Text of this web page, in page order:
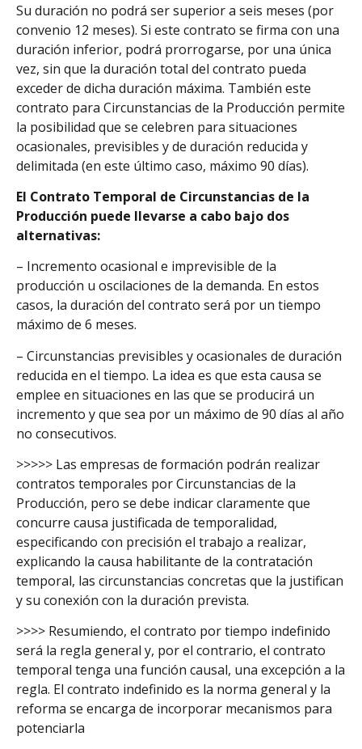
Su duración no podrá ser superior a seis meses (por
convenio 12 meses). Si este contrato se firma con una
duración inferior, podrá prorrogarse, por una única
vez, sin que la duración total del contrato pueda
exceder de dicha duración máxima. También este
contrato para Circunstancias de la Producción permite
la posibilidad que se celebren para situaciones
ocasionales, previsibles y de duración reducida y
delimitada (en este último caso, máximo 90 días).
El Contrato Temporal de Circunstancias de la
Producción puede llevarse a cabo bajo dos
alternativas:
– Incremento ocasional e imprevisible de la
producción u oscilaciones de la demanda. En estos
casos, la duración del contrato será por un tiempo
máximo de 6 meses.
– Circunstancias previsibles y ocasionales de duración
reducida en el tiempo. La idea es que esta causa se
emplee en situaciones en las que se producirá un
incremento y que sea por un máximo de 90 días al año
no consecutivos.
>>>>> Las empresas de formación podrán realizar
contratos temporales por Circunstancias de la
Producción, pero se debe indicar claramente que
concurre causa justificada de temporalidad,
especificando con precisión el trabajo a realizar,
explicando la causa habilitante de la contratación
temporal, las circunstancias concretas que la justifican
y su conexión con la duración prevista.
>>>> Resumiendo, el contrato por tiempo indefinido
será la regla general y, por el contrario, el contrato
temporal tenga una función causal, una excepción a la
regla. El contrato indefinido es la norma general y la
reforma se encarga de incorporar mecanismos para
potenciarla